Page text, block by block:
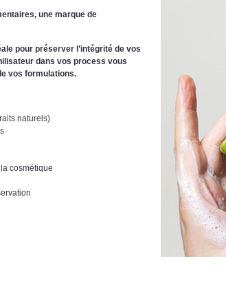
une marque de
pour préserver l’intégrité de vos
dans vos process vous
vos formulations.
naturels)
cosmétique